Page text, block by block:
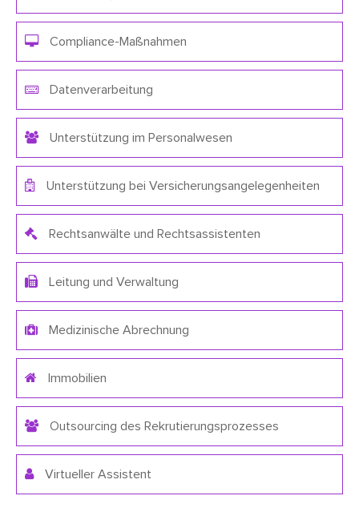
Compliance-Maßnahmen
Datenverarbeitung
Unterstützung im Personalwesen
Unterstützung bei Versicherungsangelegenheiten
Rechtsanwälte und Rechtsassistenten
Leitung und Verwaltung
Medizinische Abrechnung
Immobilien
Outsourcing des Rekrutierungsprozesses
Virtueller Assistent